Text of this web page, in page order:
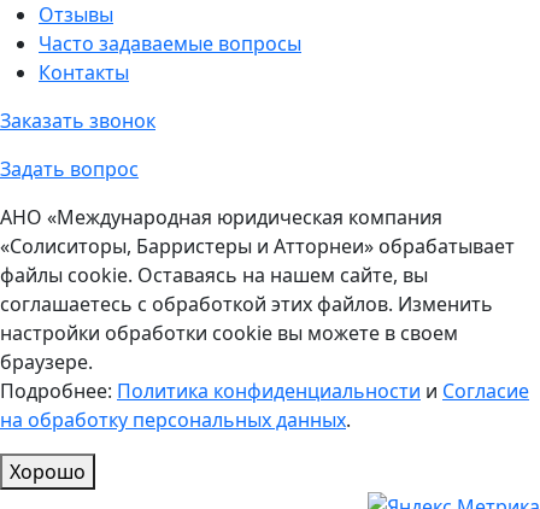
Отзывы
Часто задаваемые вопросы
Контакты
Заказать звонок
Задать вопрос
АНО «Международная юридическая компания
«Солиситоры, Барристеры и Атторнеи» обрабатывает
файлы cookie. Оставаясь на нашем сайте, вы
соглашаетесь с обработкой этих файлов. Изменить
настройки обработки cookie вы можете в своем
браузере.
Подробнее: Политика конфиденциальности и Согласие
на обработку персональных данных.
Хорошо